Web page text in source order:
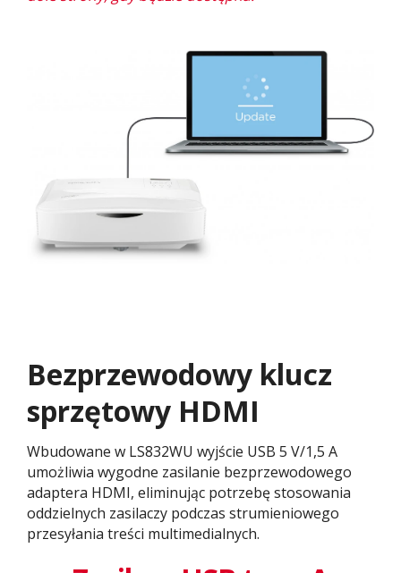
Bezprzewodowy klucz
sprzętowy HDMI
Wbudowane w LS832WU wyjście USB 5 V/1,5 A
umożliwia wygodne zasilanie bezprzewodowego
adaptera HDMI, eliminując potrzebę stosowania
oddzielnych zasilaczy podczas strumieniowego
przesyłania treści multimedialnych.